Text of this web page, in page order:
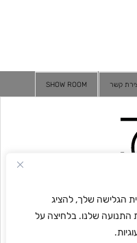
הגלישה שלך, להציג
התנועה שלנו. בלחיצה על
קשר SHOW ROOM